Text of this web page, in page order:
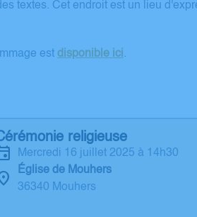
textes. Cet endroit est un lieu
est disponible ici .
religieuse
mercredi 16 juillet 2025 à 14h30
Église de Mouhers
36340 Mouhers